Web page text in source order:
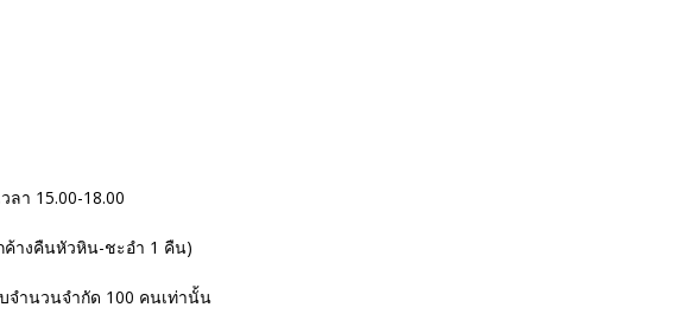
า 15.00-18.00
ค้างคืนหัวหิน-ชะอำ 1 คืน)
จำนวนจำกัด 100 คนเท่านั้น